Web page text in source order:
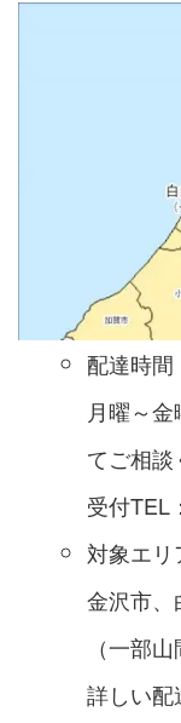
配達時間
月曜～
てご相談
受付TEL
対象エリ
金沢市、
（一部
詳しい配